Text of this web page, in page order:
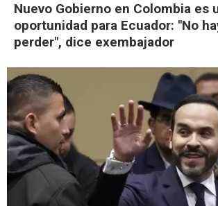
Nuevo Gobierno en Colombia es
oportunidad para Ecuador: "No
perder", dice exembajador